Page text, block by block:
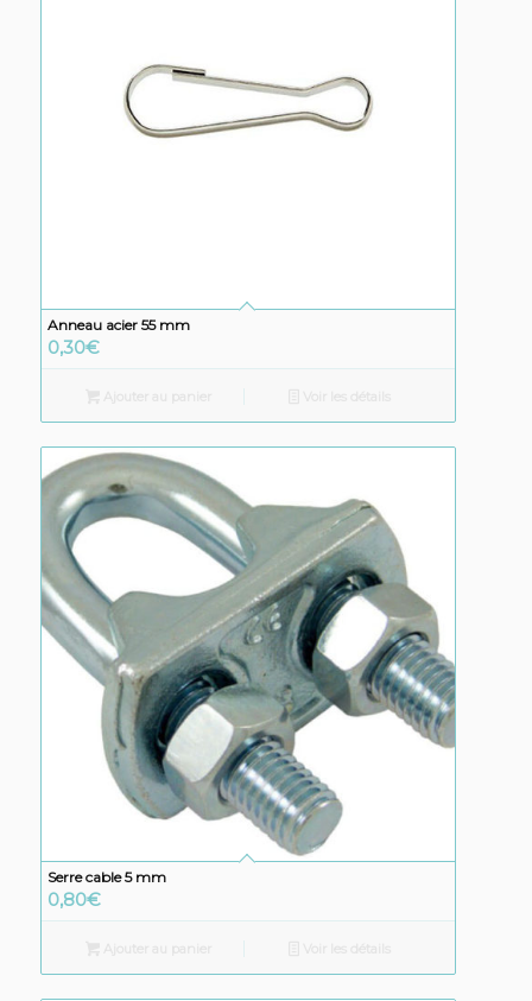
Anneau acier 55 mm
0,30€
Serre cable 5 mm
0,80€